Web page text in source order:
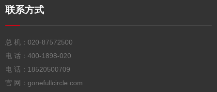
联系方式
总 机：020-87572500
电 话：400-1898-020
电 话： 18520500709
官 网：gonefullcircle.com